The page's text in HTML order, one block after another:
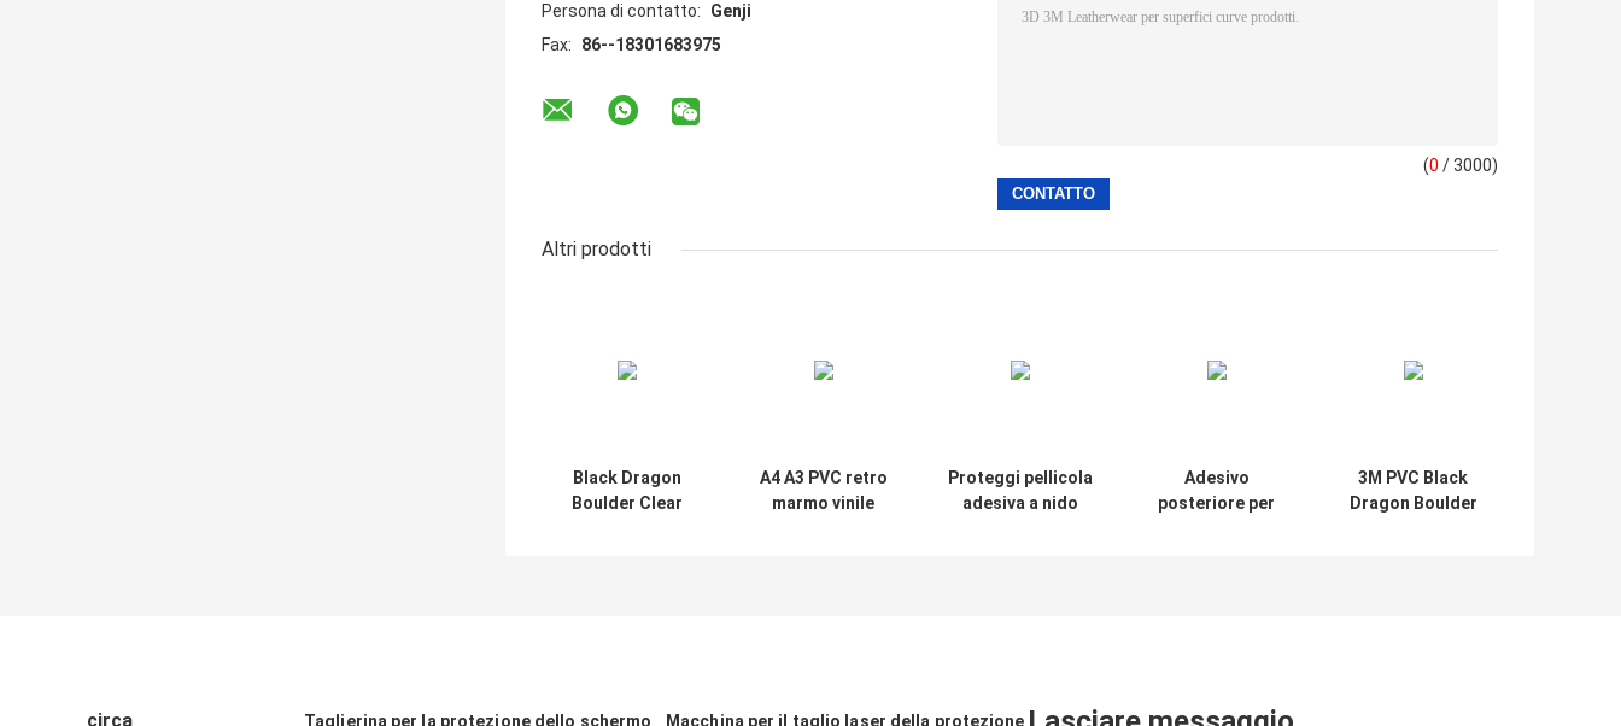
Persona di contatto:
Genji
Fax:
86--18301683975
(0 / 3000)
Altri prodotti
Black Dragon
Boulder Clear
A4 A3 PVC retro
marmo vinile
Proteggi pellicola
adesiva a nido
Adesivo
posteriore per
3M PVC Black
Dragon Boulder
circa Taglierina per la protezione dello schermo Macchina per il taglio laser della protezione